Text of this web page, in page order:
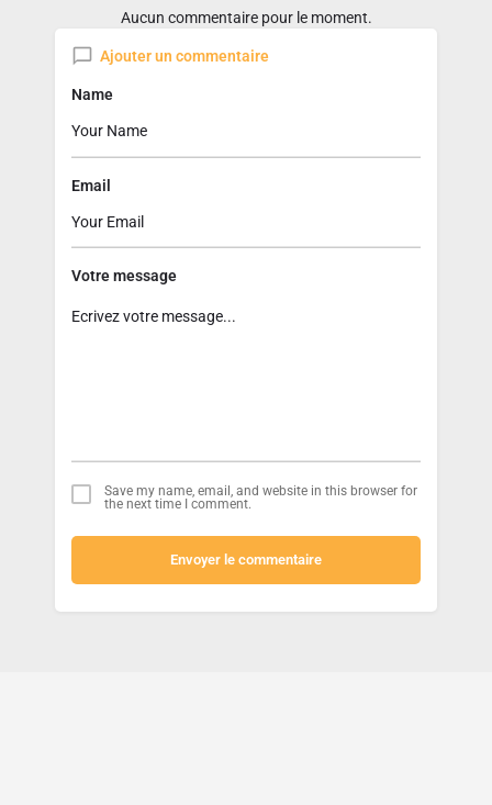
Aucun commentaire pour le moment.
Ajouter un commentaire
Name
Email
Votre message
Save my name, email, and website in this browser for
the next time I comment.
Envoyer le commentaire